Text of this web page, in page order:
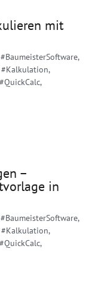
mit
#BaumeisterSoftware,
#Kalkulation,
#QuickCalc,
–
in
#BaumeisterSoftware,
#Kalkulation,
#QuickCalc,